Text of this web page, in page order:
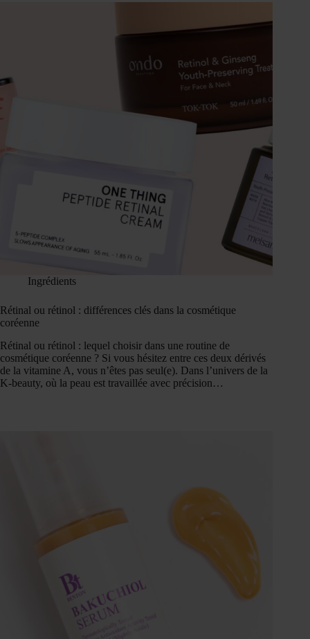
Ingrédients
Rétinal ou rétinol : différences clés dans la cosmétique
coréenne
Rétinal ou rétinol : lequel choisir dans une routine de
cosmétique coréenne ? Si vous hésitez entre ces deux dérivés
de la vitamine A, vous n’êtes pas seul(e). Dans l’univers de la
K-beauty, où la peau est travaillée avec précision…